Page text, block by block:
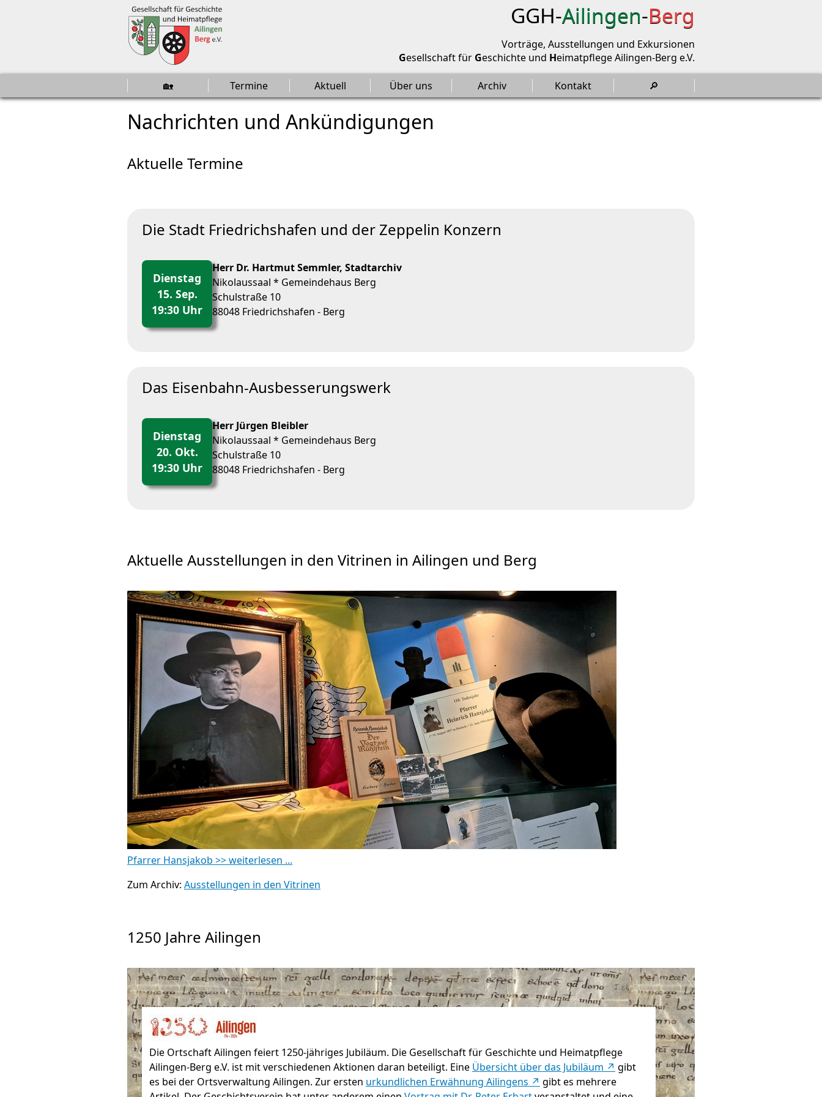
Geschichtsverein Ailingen-Berg
GGH-Ailingen-Berg
Vorträge, Ausstellungen und Exkursionen
Gesellschaft für Geschichte und Heimatpflege Ailingen-Berg e.V.
🏡 Termine Aktuell Über uns Archiv Kontakt 🔎
Nachrichten und Ankündigungen
Verschiedene Beiträge"
Aktuelle Termine
Die Stadt Friedrichshafen und der Zeppelin Konzern
Dienstag
15. Sep.
19:30 Uhr
Herr Dr. Hartmut Semmler, Stadtarchiv
Nikolaussaal * Gemeindehaus Berg
Schulstraße 10
88048 Friedrichshafen - Berg
Das Eisenbahn-Ausbesserungswerk
Dienstag
20. Okt.
19:30 Uhr
Herr Jürgen Bleibler
Nikolaussaal * Gemeindehaus Berg
Schulstraße 10
88048 Friedrichshafen - Berg
Aktuelle Ausstellungen in den Vitrinen in Ailingen und Berg
Pfarrer Hansjakob >> weiterlesen ...
Zum Archiv: Ausstellungen in den Vitrinen
1250 Jahre Ailingen
Die Ortschaft Ailingen feiert 1250-jähriges Jubiläum. Die Gesellschaft für Geschichte und Heimatpflege
Ailingen-Berg e.V. ist mit verschiedenen Aktionen daran beteiligt. Eine Übersicht über das Jubiläum ↗ gibt
es bei der Ortsverwaltung Ailingen. Zur ersten urkundlichen Erwähnung Ailingens ↗ gibt es mehrere